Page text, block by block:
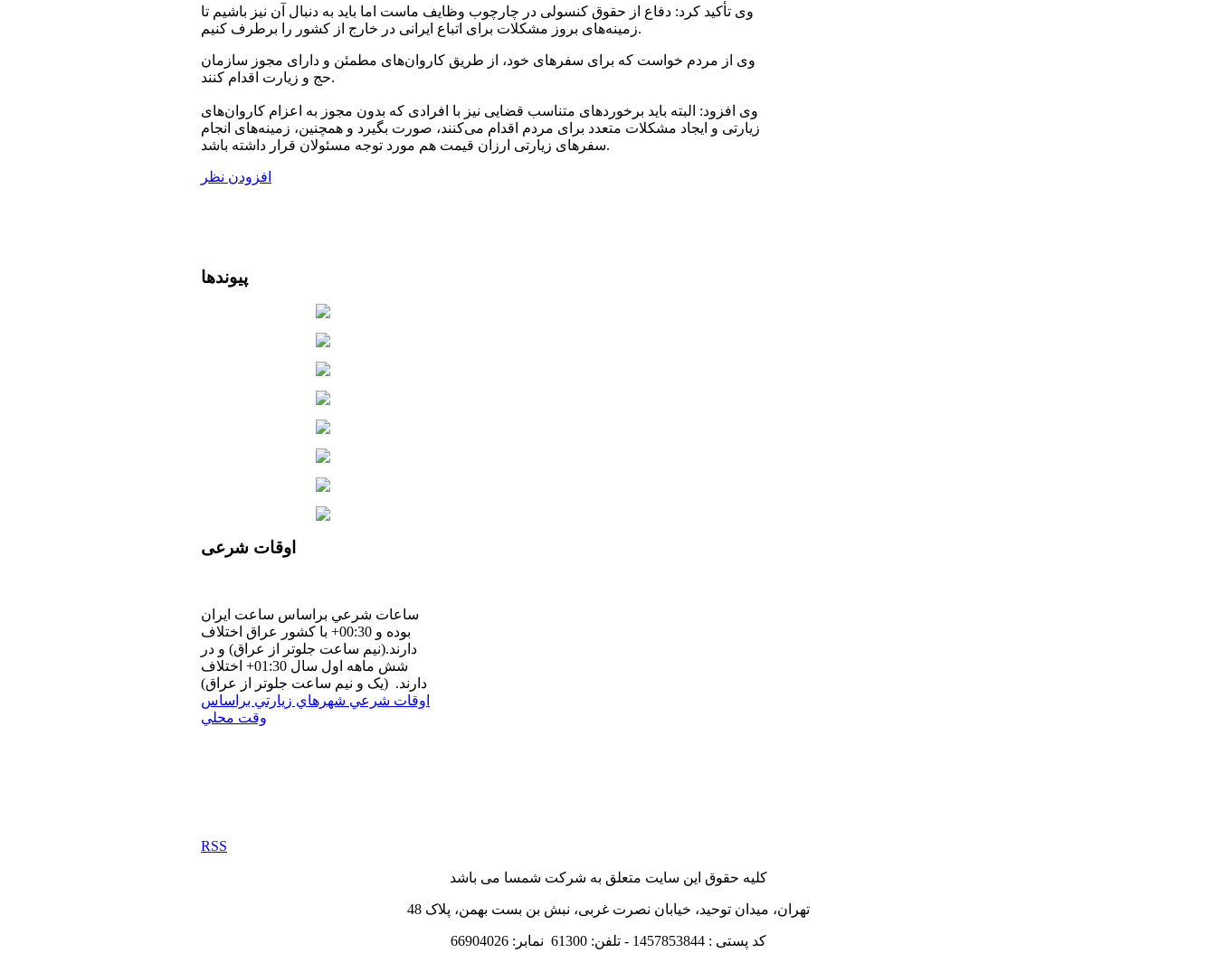
وی تأکید کرد: دفاع از حقوق کنسولی در چارچوب وظایف ماست اما باید به دنبال آن نیز باشیم تا
زمینه‌های بروز مشکلات برای اتباع ایرانی در خارج از کشور را برطرف کنیم.
وی از مردم خواست که برای سفرهای خود، از طریق کاروان‌های مطمئن و دارای مجوز سازمان
حج و زیارت اقدام کنند.
وی افزود: البته باید برخوردهای متناسب قضایی نیز با افرادی که بدون مجوز به اعزام کاروان‌های
زیارتی و ایجاد مشکلات متعدد برای مردم اقدام می‌کنند، صورت بگیرد و همچنین، زمینه‌های انجام
سفرهای زیارتی ارزان قیمت هم مورد توجه مسئولان قرار داشته باشد.
افزودن نظر
پیوندها
اوقات شرعی
ساعات شرعي براساس ساعت ايران
بوده و 00:30+ با كشور عراق اختلاف
دارند.(نيم ساعت جلوتر از عراق) و در
شش ماهه اول سال 01:30+ اختلاف
دارند. (یک و نیم ساعت جلوتر از عراق)
اوقات شرعي شهرهاي زيارتي براساس
وقت محلي
RSS
کلیه حقوق این سایت متعلق به شرکت شمسا می باشد
تهران، میدان توحید، خیابان نصرت غربی، نبش بن بست بهمن، پلاک 48
کد پستی : 1457853844 - تلفن: 61300 نمابر: 66904026